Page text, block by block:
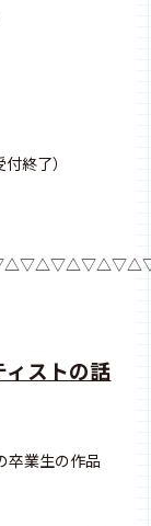
終了）
ストの話
卒業生の作品